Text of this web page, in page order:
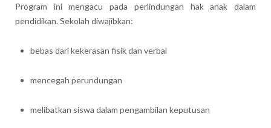
Program ini mengacu pada perlindungan hak anak dalam
pendidikan. Sekolah diwajibkan:
bebas dari kekerasan fisik dan verbal
mencegah perundungan
melibatkan siswa dalam pengambilan keputusan